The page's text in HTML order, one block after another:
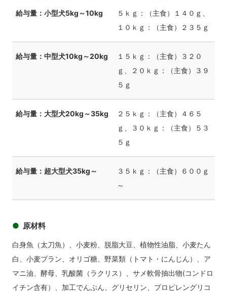
給与量：小型犬5kg～10kg
５ｋｇ：（主食）１４０ｇ、
１０ｋｇ：（主食）２３５ｇ
給与量：中型犬10kg～20kg
１５ｋｇ：（主食）３２０
ｇ、２０ｋｇ：（主食）３９
５ｇ
給与量：大型犬20kg～35kg
２５ｋｇ：（主食）４６５
ｇ、３０ｋｇ：（主食）５３
５ｇ
給与量：超大型犬35kg～
３５ｋｇ：（主食）６００ｇ
～
原材料
白身魚（太刀魚）、小麦粉、脱脂大豆、植物性油脂、小麦たん
白、小麦ブラン、オリゴ糖、野菜類（トマト・にんじん）、ア
マニ油、酵母、乳酸菌（ラクリス）、サメ軟骨抽出物(コンドロ
イチン含有）、加工でんぷん、グリセリン、プロピレングリコ